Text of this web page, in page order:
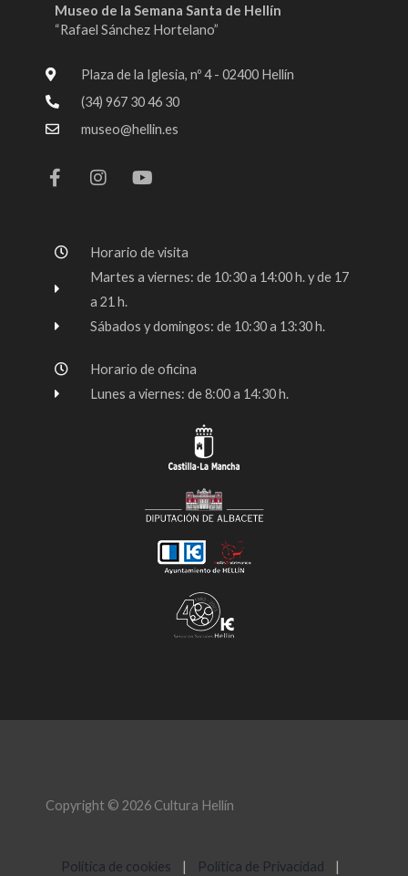
Museo de la Semana Santa de Hellín
“Rafael Sánchez Hortelano”
Plaza de la Iglesia, nº 4 - 02400 Hellín
(34) 967 30 46 30
museo@hellin.es
a
c
o
o
-
n
s
r
a
m
o
u
e
Horario de visita
Martes a viernes: de 10:30 a 14:00 h. y de 17
a 21 h.
Sábados y domingos: de 10:30 a 13:30 h.
Horario de oficina
Lunes a viernes: de 8:00 a 14:30 h.
Copyright © 2026 Cultura Hellín
Política de cookies | Política de Privacidad
|